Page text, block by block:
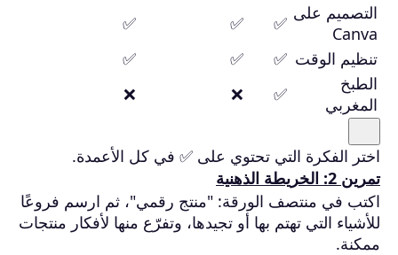
التصميم على
Canva
✅
✅
✅
تنظيم الوقت ✅
✅
✅
الطبخ
المغربي
✅
❌
❌
اختر الفكرة التي تحتوي على ✅ في كل الأعمدة.
تمرين 2: الخريطة الذهنية
اكتب في منتصف الورقة: "منتج رقمي"، ثم ارسم فروعًا
للأشياء التي تهتم بها أو تجيدها، وتفرّع منها لأفكار منتجات
ممكنة.